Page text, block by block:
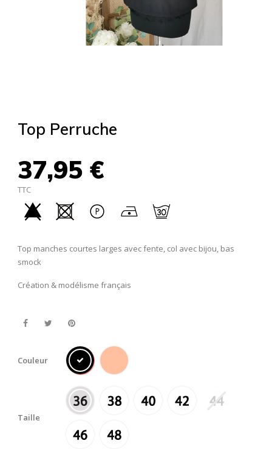
Top Perruche
37,95 €
TTC
Top manches courtes larges avec fente, col avec bijou, bas
smock
Création & modélisme français
Couleur
Taille